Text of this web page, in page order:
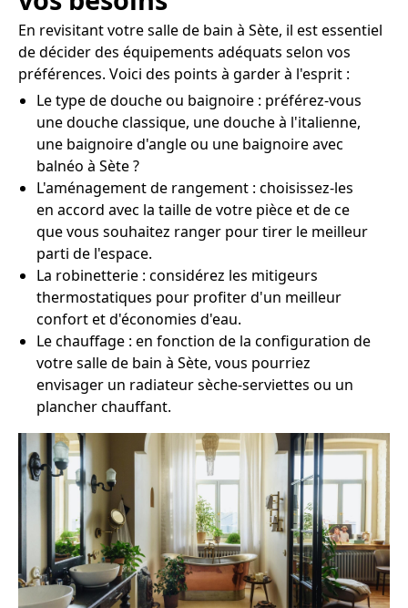
En revisitant votre salle de bain à Sète, il est essentiel
de décider des équipements adéquats selon vos
préférences. Voici des points à garder à l'esprit :
Le type de douche ou baignoire : préférez-vous
une douche classique, une douche à l'italienne,
une baignoire d'angle ou une baignoire avec
balnéo à Sète ?
L'aménagement de rangement : choisissez-les
en accord avec la taille de votre pièce et de ce
que vous souhaitez ranger pour tirer le meilleur
parti de l'espace.
La robinetterie : considérez les mitigeurs
thermostatiques pour profiter d'un meilleur
confort et d'économies d'eau.
Le chauffage : en fonction de la configuration de
votre salle de bain à Sète, vous pourriez
envisager un radiateur sèche-serviettes ou un
plancher chauffant.